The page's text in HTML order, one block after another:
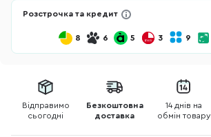
Розстрочка та кредит
8 6 5 3 9
Відправимо
сьогодні
Безкоштовна
доставка
14 днів на
обмін товару